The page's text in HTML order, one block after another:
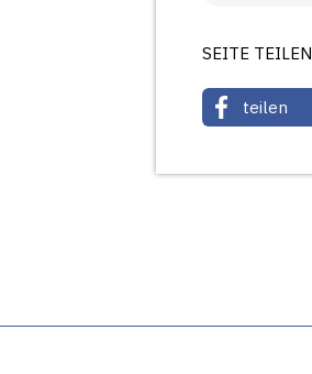
SEITE TEILEN
teilen